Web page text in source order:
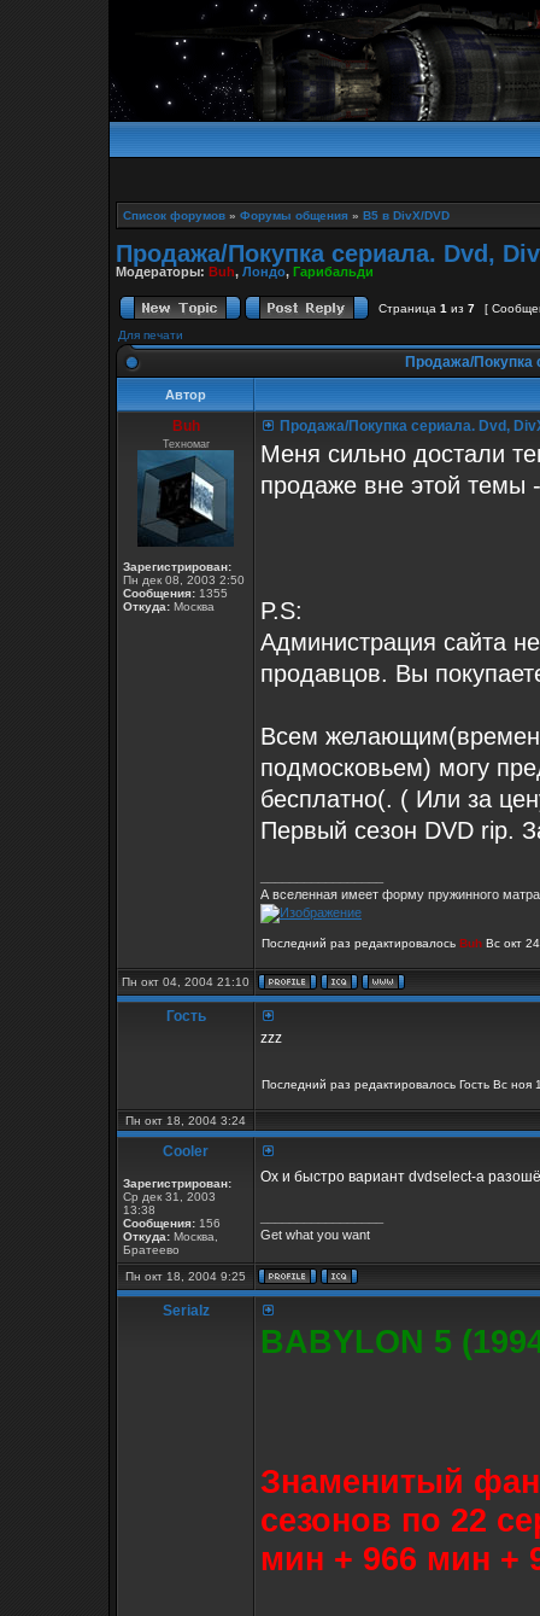
Список форумов » Форумы общения » B5 в DivX/DVD
Продажа/Покупка сериала. Dvd,
Модераторы: Buh, Лондо, Гарибальди
Страница 1 из 7
[
Для печати
Продажа/Покупка
Автор
Buh
Техномаг
Зарегистрирован:
Пн дек 08, 2003 2:50
Сообщения: 1355
Откуда: Москва
Продажа/Покупка сериала. Dvd,
Меня сильно достали
продаже вне этой темы
P.S:
Администрация сайта
продавцов. Вы
Всем
подмосковьем) могу
бесплатно(. ( Или за
Первый сезон DVD rip.
А вселенная имеет форму пружинного
Последний раз редактировалось Buh Вс окт
Пн окт 04, 2004 21:10
Гость
zzz
Последний раз редактировалось Гость Вс
Пн окт 18, 2004 3:24
Cooler
Зарегистрирован:
Ср дек 31, 2003
13:38
Сообщения: 156
Откуда: Москва,
Братеево
Ох и быстро вариант dvdselect-a
Get what you want
Пн окт 18, 2004 9:25
Serialz
BABYLON 5
Знаменитый
сезонов по 22
мин + 966 мин +